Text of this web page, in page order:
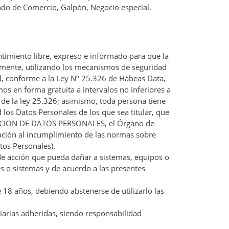
de Comercio, Galpón, Negocio especial.
libre, expreso e informado para que la
utilizando los mecanismos de seguridad
a la Ley Nº 25.326 de Hábeas Data,
en forma gratuita a intervalos no inferiores a
la ley 25.326; asimismo, toda persona tiene
Datos Personales de los que sea titular, que
DE DATOS PERSONALES, el Órgano de
al incumplimiento de las normas sobre
Personales).
acción que pueda dañar a sistemas, equipos o
sistemas y de acuerdo a las presentes
años, debiendo abstenerse de utilizarlo las
adheridas, siendo responsabilidad